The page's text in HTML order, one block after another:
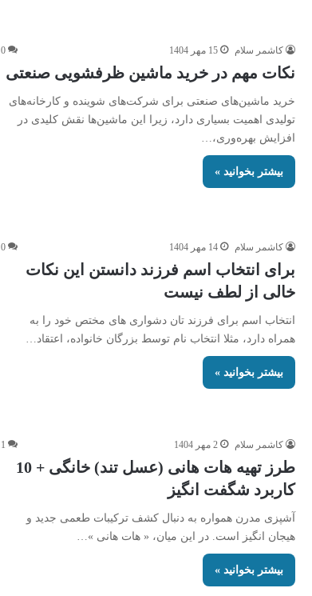
کاشمر سلام 15 مهر 1404 0
نکات مهم در خرید ماشین ظرفشویی صنعتی
خرید ماشین‌های صنعتی برای شرکت‌های شوینده و کارخانه‌های
تولیدی اهمیت بسیاری دارد، زیرا این ماشین‌ها نقش کلیدی در
افزایش بهره‌وری،…
بیشتر بخوانید »
کاشمر سلام 14 مهر 1404 0
برای انتخاب اسم فرزند دانستن این نکات
خالی از لطف نیست
انتخاب اسم برای فرزند تان دشواری های مختص خود را به
همراه دارد، مثلا انتخاب نام توسط بزرگان خانواده، اعتقاد…
بیشتر بخوانید »
کاشمر سلام 2 مهر 1404 1
طرز تهیه هات هانی (عسل تند) خانگی + 10
کاربرد شگفت انگیز
آشپزی مدرن همواره به دنبال کشف ترکیبات طعمی جدید و
هیجان انگیز است. در این میان، « هات هانی »…
بیشتر بخوانید »